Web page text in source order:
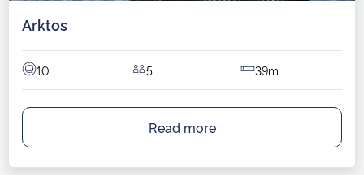
Arktos
10 5 39m
Read more